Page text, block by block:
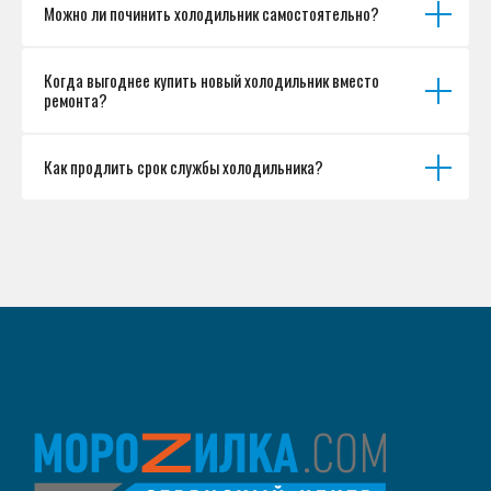
Можно ли починить холодильник самостоятельно?
Когда выгоднее купить новый холодильник вместо
ремонта?
Как продлить срок службы холодильника?